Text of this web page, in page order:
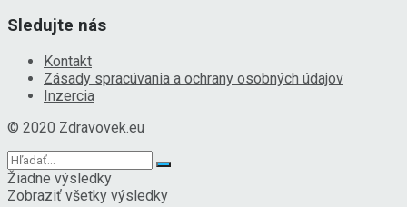
Sledujte nás
Kontakt
Zásady spracúvania a ochrany osobných údajov
Inzercia
© 2020 Zdravovek.eu
Žiadne výsledky
Zobraziť všetky výsledky